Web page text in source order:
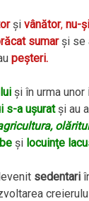
şivânător,nu-
sumarşi se
peşteri.
şi în urma unor
s-a uşuratşi au
şi locuinţe
sedentari